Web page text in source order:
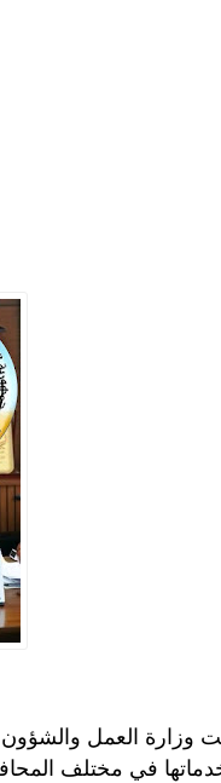
وزارة العمل والشؤون
في مختلف